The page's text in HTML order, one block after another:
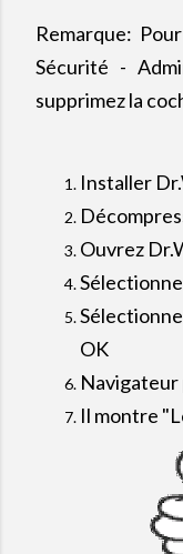
Remarque:
Sécurité -
supprimez la
Installer
Ouvrez
OK
Navigateur
Il montre